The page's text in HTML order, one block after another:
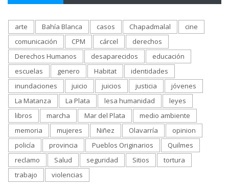
arte Bahía Blanca casos Chapadmalal
cine
comunicación
CPM cárcel
derechos
Derechos Humanos
desaparecidos
educación
escuelas
genero Habitat
identidades
inundaciones
juicio juicios justicia
jóvenes
La Matanza
La Plata lesa humanidad
leyes
libros
marcha Mar del Plata
medio ambiente
memoria
mujeres Niñez Olavarría
opinion
policía
provincia Pueblos Originarios
Quilmes
reclamo
Salud seguridad Sitios
tortura
trabajo
violencias